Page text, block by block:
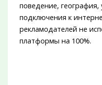
поведение,
подключения к
рекламодателей не
платформы на 100%.